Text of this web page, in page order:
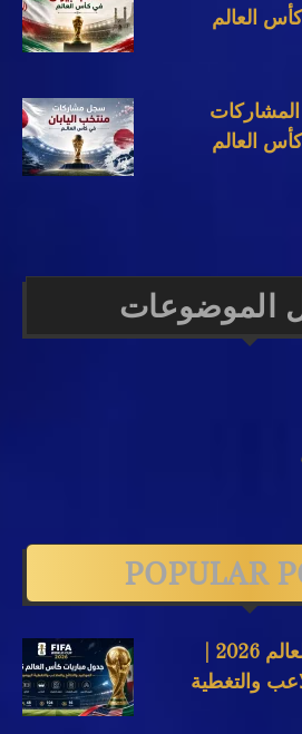
العالم
العالم
الموضوعات
POPULAR
والتغطية